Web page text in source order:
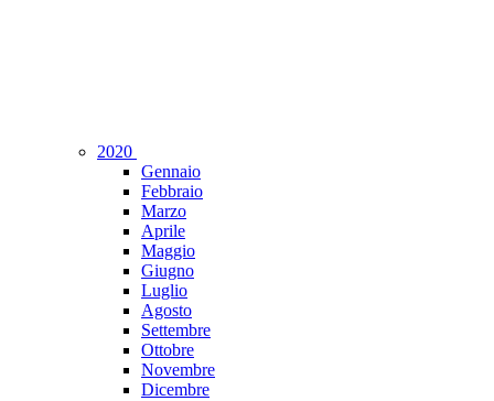
2020
Gennaio
Febbraio
Marzo
Aprile
Maggio
Giugno
Luglio
Agosto
Settembre
Ottobre
Novembre
Dicembre